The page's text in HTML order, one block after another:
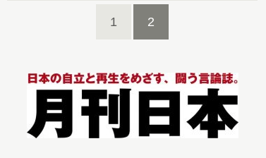
1 2